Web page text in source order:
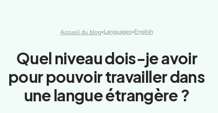
Accueil du blog•Languages•English
Quel niveau dois-je avoir
pour pouvoir travailler dans
une langue étrangère ?